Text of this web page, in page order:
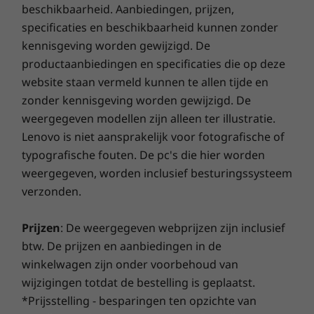
Slimmer betekent sterker
ThinkPad T14 Gen 2 (14″ Intel)-laptops zijn op
12 punten getest volgens militaire specificaties
Connectiviteit
Tot WiFi 6E 2x2 (AX) (alleen vPro)
LTE: CAT12 en CAT16 4x4 MIMO
* De beschikbaarheid van optioneel WWAN verschilt per regio. Dit moet worden
geconfigureerd op het moment van aankoop. Hiervoor is een netwerkprovider vereist.
Poorten/sleuven
2 x USB-A 3.1 Gen 1 (1 always-on)
2 x USB-C Thunderbolt™ 3
Optioneel: Smartcardlezer
Gecombineerde koptelefoon-/microfoonaansluiting
HDMI 2.0
Optioneel:
RJ45
Ondersteunde dockingstations
10-RJ45 (optionele)
11- Sleuf voor Kensington-slot
gemoedsrust verzekerd is!
Smart Performance
Lenovo Smart Performance verbetert je
computergebruik! Maak je computer nog krachtiger
doordat deze soepeler werkt en razendsnel opstart.
Geniet van sneller, betrouwbaarder internet met een
betere verbinding. Bescherm je IT-investering met een
verbeterde beveiliging die adware, malware en andere
bedreigingen afweert. Zo geniet je zorgeloos van je
beschikbaarheid. Aanbiedingen, prijzen,
specificaties en beschikbaarheid kunnen zonder
kennisgeving worden gewijzigd. De
productaanbiedingen en specificaties die op deze
website staan vermeld kunnen te allen tijde en
zonder kennisgeving worden gewijzigd. De
weergegeven modellen zijn alleen ter illustratie.
Lenovo is niet aansprakelijk voor fotografische of
typografische fouten. De pc's die hier worden
weergegeven, worden inclusief besturingssysteem
verzonden.
Prijzen: De weergegeven webprijzen zijn inclusief
btw. De prijzen en aanbiedingen in de
winkelwagen zijn onder voorbehoud van
wijzigingen totdat de bestelling is geplaatst.
*Prijsstelling - besparingen ten opzichte van